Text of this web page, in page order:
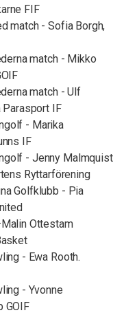
FIF
match - Sofia Borgh,
match - Mikko
match - Ulf
IF
- Marika
IF
- Jenny Malmquist
Ryttarförening
Golfklubb - Pia
Ottestam
- Ewa Rooth.
- Yvonne
GOIF